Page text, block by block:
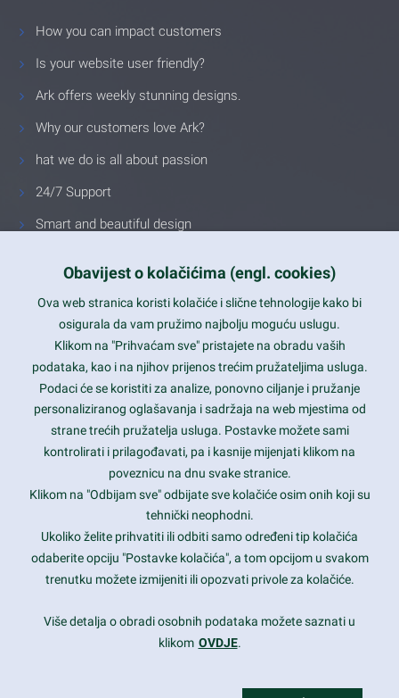
How you can impact customers
Is your website user friendly?
Ark offers weekly stunning designs.
Why our customers love Ark?
hat we do is all about passion
24/7 Support
Smart and beautiful design
Latest trends and much more...
Contact Info
1600 Amphitheatre Parkway, Mountain View, CA 94043
prothemes.net@gmail.com
Daily: 9:00 am - 6:00 pm
Sunday: Closed
Copyright 2017FRESHFACE© All Rights Reserved
Obavijest o kolačićima (engl. cookies)
Ova web stranica koristi kolačiće i slične tehnologije kako bi
osigurala da vam pružimo najbolju moguću uslugu.
Klikom na "Prihvaćam sve" pristajete na obradu vaših
podataka, kao i na njihov prijenos trećim pružateljima usluga.
Podaci će se koristiti za analize, ponovno ciljanje i pružanje
personaliziranog oglašavanja i sadržaja na web mjestima od
strane trećih pružatelja usluga. Postavke možete sami
kontrolirati i prilagođavati, pa i kasnije mijenjati klikom na
poveznicu na dnu svake stranice.
Klikom na "Odbijam sve" odbijate sve kolačiće osim onih koji su
tehnički neophodni.
Ukoliko želite prihvatiti ili odbiti samo određeni tip kolačića
odaberite opciju "Postavke kolačića", a tom opcijom u svakom
trenutku možete izmijeniti ili opozvati privole za kolačiće.
Više detalja o obradi osobnih podataka možete saznati u
klikom OVDJE.